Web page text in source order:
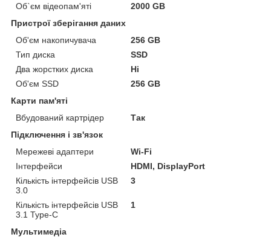
Об`єм відеопам'яті
2000 GB
Пристрої зберігання даних
Об'єм накопичувача
256 GB
Тип диска
SSD
Два жорстких диска
Ні
Об'єм SSD
256 GB
Карти пам'яті
Вбудований картрідер
Так
Підключення і зв'язок
Мережеві адаптери
Wi-Fi
Інтерфейси
HDMI, DisplayPort
Кількість інтерфейсів USB
3.0
3
Кількість інтерфейсів USB
3.1 Type-C
1
Мультимедіа